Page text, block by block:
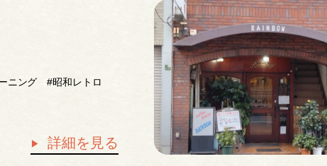
ニング #昭和レトロ
詳細を見る